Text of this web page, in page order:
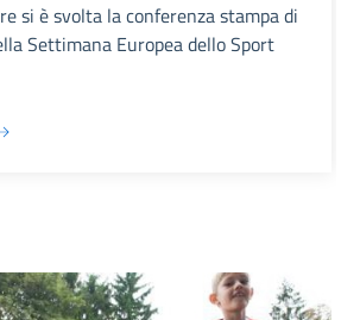
si è svolta la conferenza stampa di
Settimana Europea dello Sport